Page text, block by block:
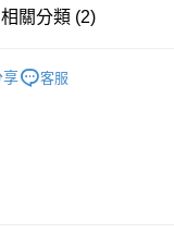
關分類 (2)
享 客服